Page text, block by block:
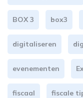
BOX 3 box3
digitaliseren
evenementen
fiscaal fiscale